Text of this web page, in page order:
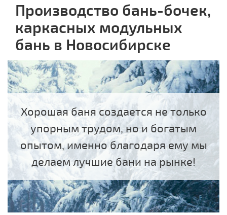
Производство бань-бочек,
каркасных модульных
бань в Новосибирске
Хорошая баня создается не только
упорным трудом, но и богатым
опытом, именно благодаря ему мы
делаем лучшие бани на рынке!